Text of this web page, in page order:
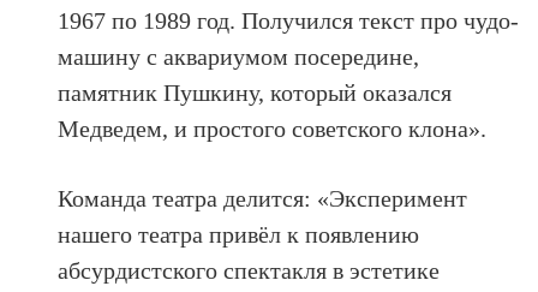
1967 по 1989 год. Получился текст про чудо-
машину с аквариумом посередине,
памятник Пушкину, который оказался
Медведем, и простого советского клона».
Команда театра делится: «Эксперимент
нашего театра привëл к появлению
абсурдистского спектакля в эстетике